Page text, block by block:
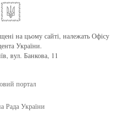
на цьому сайті, належать Офісу
України.
вул. Банкова, 11
портал
Рада України